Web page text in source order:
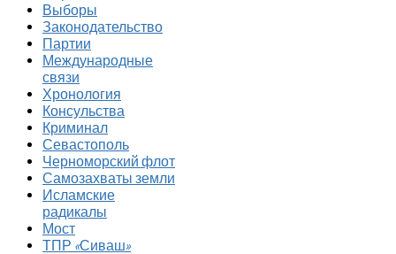
Выборы
Законодательство
Партии
Международные
связи
Хронология
Консульства
Криминал
Севастополь
Черноморский флот
Самозахваты земли
Исламские
радикалы
Мост
ТПР «Сиваш»